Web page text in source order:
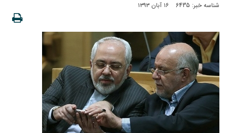
شناسه خبر: 6435 ۱۶ آبان ۱۳۹۳